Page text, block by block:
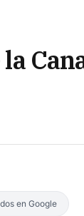
en Google